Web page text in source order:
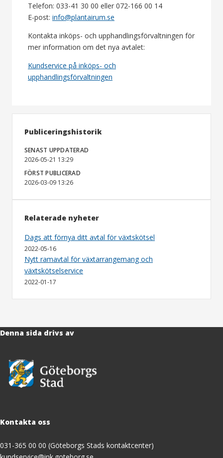
Telefon: 033-41 30 00 eller 072-166 00 14
E-post: info@plantairum.se
Kontakta inköps- och upphandlingsförvaltningen för
mer information om det nya avtalet:
Kundservice på inköps- och
upphandlingsförvaltningen
Publiceringshistorik
SENAST UPPDATERAD
2026-05-21 13:29
FÖRST PUBLICERAD
2026-03-09 13:26
Relaterade nyheter
Dags att förnya ditt avtal för växtskötsel
2022-05-16
Nytt ramavtal för växtarrangemang och
växtskötselservice
2022-01-17
Denna sida drivs av
Kontakta oss
031-365 00 00 (Göteborgs Stads kontaktcenter)